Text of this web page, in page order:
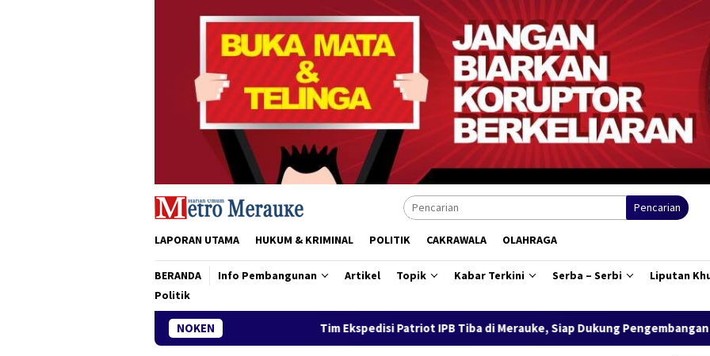
Pencarian
LAPORAN UTAMA HUKUM & KRIMINAL POLITIK CAKRAWALA OLAHRAGA
BERANDA Info Pembangunan Artikel Topik Kabar Terkini Serba – Serbi
Liputan
Politik
NOKEN Tim Ekspedisi Patriot IPB Tiba di Merauke, Siap Dukung Pengembangan Kawasan Salor